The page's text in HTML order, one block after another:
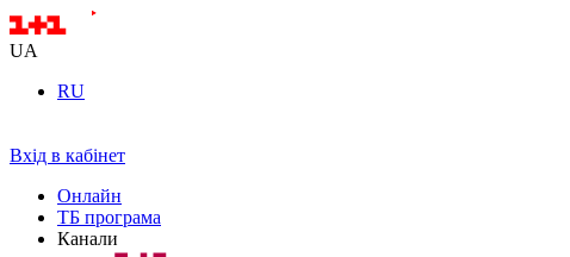
UA
RU
Вхід в кабінет
Онлайн
ТБ програма
Канали